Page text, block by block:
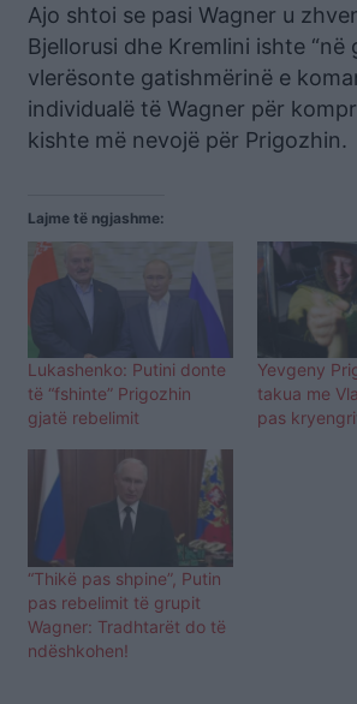
Ajo shtoi se pasi Wagner u
Bjellorusi dhe Kremlini ishte “në
vlerësonte gatishmërinë e
individualë të Wagner për
kishte më nevojë për Prigozhin.
Lajme të ngjashme:
Lukashenko: Putini donte
të “fshinte” Prigozhin
gjatë rebelimit
Yevgeny
takua me
pas
“Thikë pas shpine”, Putin
pas rebelimit të grupit
Wagner: Tradhtarët do të
ndëshkohen!